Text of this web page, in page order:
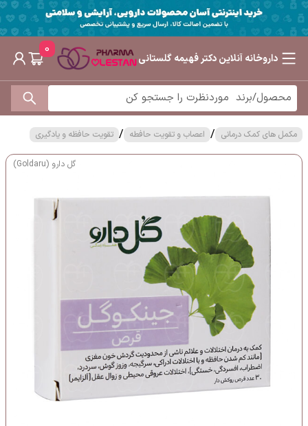
داروخانه آنلاین دکتر فهیمه گلستانی
0
مکمل های کمک درمانی / اعصاب و تقویت حافطه / تقویت حافظه و یادگیری
گل دارو (Goldaru)